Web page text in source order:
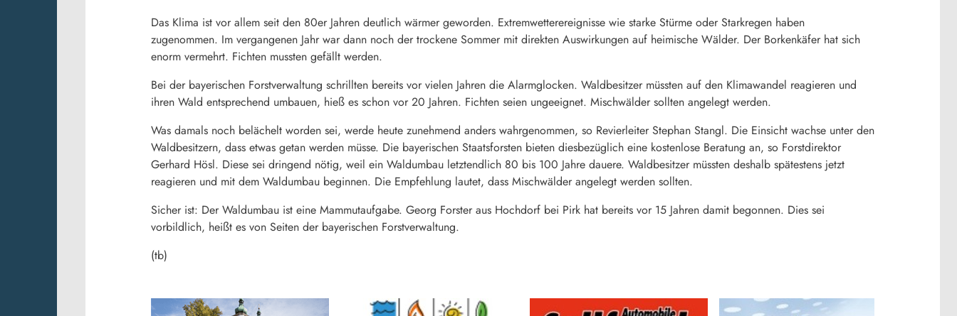
Das Klima ist vor allem seit den 80er Jahren deutlich wärmer geworden. Extremwetterereignisse wie starke Stürme oder Starkregen haben
zugenommen. Im vergangenen Jahr war dann noch der trockene Sommer mit direkten Auswirkungen auf heimische Wälder. Der Borkenkäfer hat sich
enorm vermehrt. Fichten mussten gefällt werden.
Bei der bayerischen Forstverwaltung schrillten bereits vor vielen Jahren die Alarmglocken. Waldbesitzer müssten auf den Klimawandel reagieren und
ihren Wald entsprechend umbauen, hieß es schon vor 20 Jahren. Fichten seien ungeeignet. Mischwälder sollten angelegt werden.
Was damals noch belächelt worden sei, werde heute zunehmend anders wahrgenommen, so Revierleiter Stephan Stangl. Die Einsicht wachse unter den
Waldbesitzern, dass etwas getan werden müsse. Die bayerischen Staatsforsten bieten diesbezüglich eine kostenlose Beratung an, so Forstdirektor
Gerhard Hösl. Diese sei dringend nötig, weil ein Waldumbau letztendlich 80 bis 100 Jahre dauere. Waldbesitzer müssten deshalb spätestens jetzt
reagieren und mit dem Waldumbau beginnen. Die Empfehlung lautet, dass Mischwälder angelegt werden sollten.
Sicher ist: Der Waldumbau ist eine Mammutaufgabe. Georg Forster aus Hochdorf bei Pirk hat bereits vor 15 Jahren damit begonnen. Dies sei
vorbildlich, heißt es von Seiten der bayerischen Forstverwaltung.
(tb)